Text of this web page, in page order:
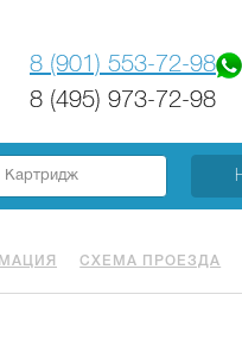
8 (901) 553-72-98
8 (495) 973-72-98
СХЕМА ПРОЕЗДА